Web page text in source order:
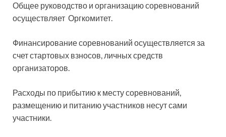
Общее руководство и организацию соревнований
осуществляет Оргкомитет.
Финансирование соревнований осуществляется за
счет стартовых взносов, личных средств
организаторов.
Расходы по прибытию к месту соревнований,
размещению и питанию участников несут сами
участники.